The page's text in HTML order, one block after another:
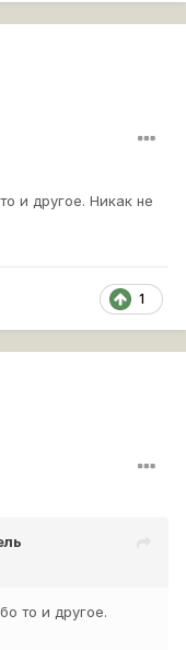
и другое. Никак не
1
то и другое.